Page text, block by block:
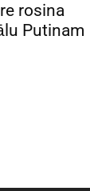
rosina
Putinam